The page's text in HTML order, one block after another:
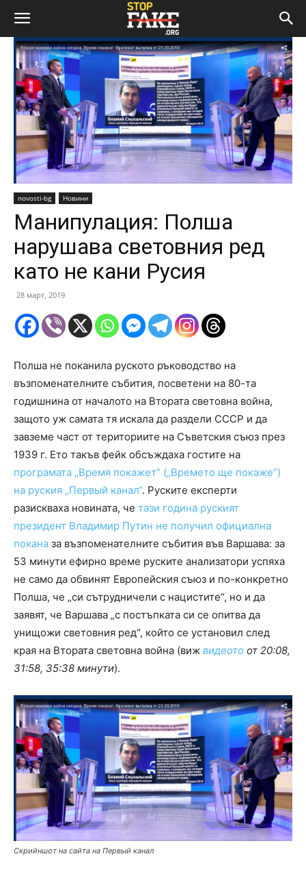
novosti-bg Новини
Манипулация: Полша
нарушава световния ред
като не кани Русия
28 март, 2019
Полша не поканила руското ръководство на
възпоменателните събития, посветени на 80-та
годишнина от началото на Втората световна война,
защото уж самата тя искала да раздели СССР и да
завземе част от териториите на Съветския съюз през
1939 г. Ето такъв фейк обсъждаха гостите на
програмата „Время покажет“ („Времето ще покаже“)
на руския „Первый канал“. Руските експерти
разискваха новината, че тази година руският
президент Владимир Путин не получил официална
покана за възпоменателните събития във Варшава: за
53 минути ефирно време руските анализатори успяха
не само да обвинят Европейския съюз и по-конкретно
Полша, че „си сътрудничели с нацистите“, но и да
заявят, че Варшава „с постъпката си се опитва да
унищожи световния ред“, който се установил след
края на Втората световна война (виж видеото от 20:08,
31:58, 35:38 минути).
Скрийншот на сайта на Первый канал